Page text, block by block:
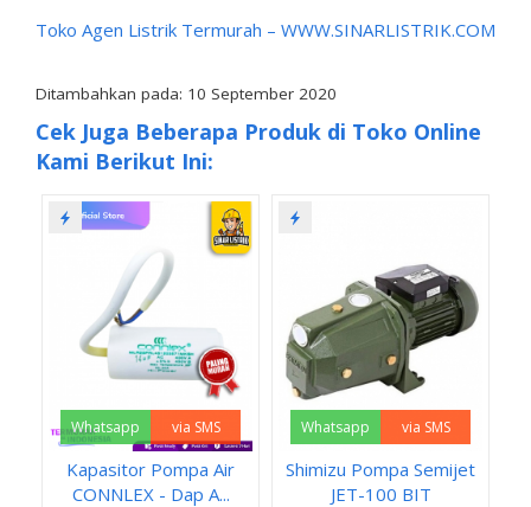
Toko Agen Listrik Termurah – WWW.SINARLISTRIK.COM
Ditambahkan pada: 10 September 2020
Cek Juga Beberapa Produk di Toko Online
Kami Berikut Ini:
Whatsapp via SMS
Kapasitor Pompa Air
CONNLEX - Dap A...
Whatsapp via SMS
Shimizu Pompa Semijet
JET-100 BIT